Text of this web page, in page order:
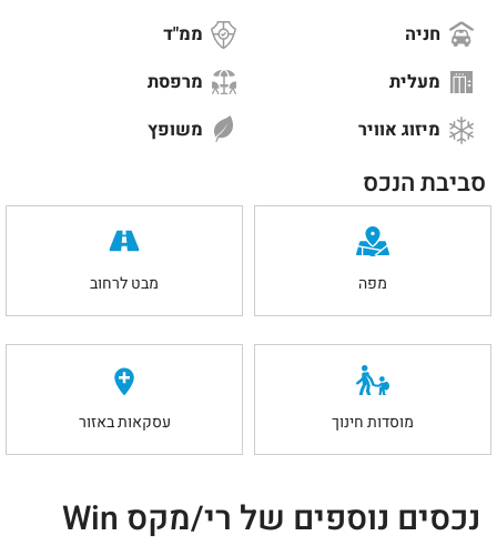
חניה
ממ"ד
מעלית
מרפסת
מיזוג אוויר
משופץ
סביבת הנכס
מפה מבט לרחוב
מוסדות חינוך עסקאות באזור
נכסים נוספים של רי/מקס Win